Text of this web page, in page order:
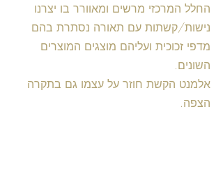
החלל המרכזי מרשים ומאוורר בו יצרנו
נישות/קשתות עם תאורה נסתרת בהם
מדפי זכוכית ועליהם מוצגים המוצרים
השונים.
אלמנט הקשת חוזר על עצמו גם בתקרה
הצפה.